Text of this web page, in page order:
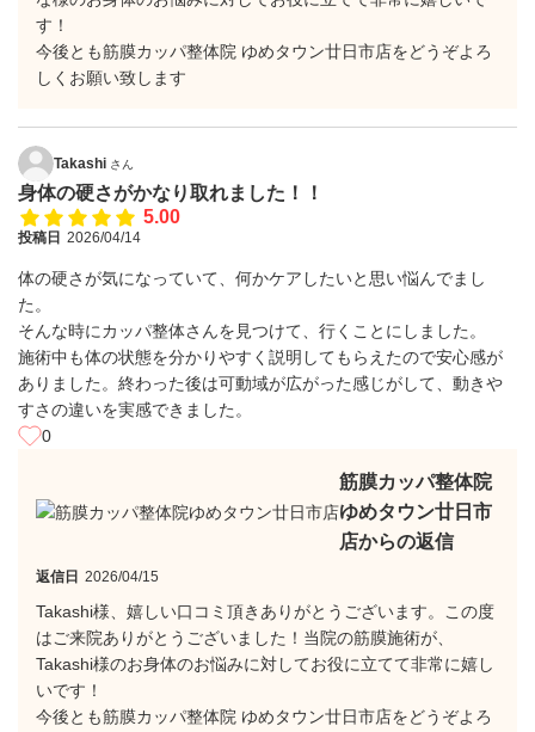
す！
今後とも筋膜カッパ整体院 ゆめタウン廿日市店をどうぞよろ
しくお願い致します
Takashi さん
身体の硬さがかなり取れました！！
5.00
投稿日 2026/04/14
体の硬さが気になっていて、何かケアしたいと思い悩んでまし
た。
そんな時にカッパ整体さんを見つけて、行くことにしました。
施術中も体の状態を分かりやすく説明してもらえたので安心感が
ありました。終わった後は可動域が広がった感じがして、動きや
すさの違いを実感できました。
0
筋膜カッパ整体院
ゆめタウン廿日市
店からの返信
返信日 2026/04/15
Takashi様、嬉しい口コミ頂きありがとうございます。この度
はご来院ありがとうございました！当院の筋膜施術が、
Takashi様のお身体のお悩みに対してお役に立てて非常に嬉し
いです！
今後とも筋膜カッパ整体院 ゆめタウン廿日市店をどうぞよろ